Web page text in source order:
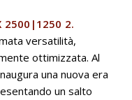
2500|1250 2.
versatilità,
ottimizzata. Al
una nuova era
un salto